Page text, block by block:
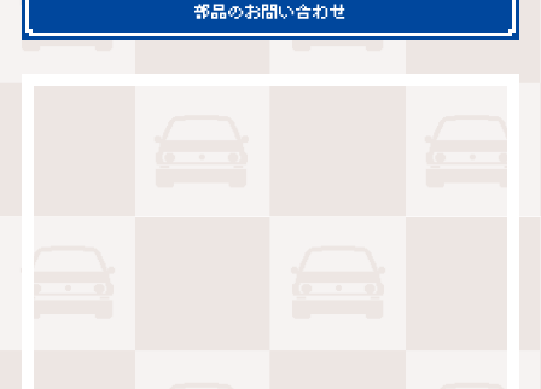
部品のお問い合わせ